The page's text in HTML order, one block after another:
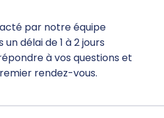
par notre équipe
délai de 1 à 2 jours
à vos questions et
rendez-vous.